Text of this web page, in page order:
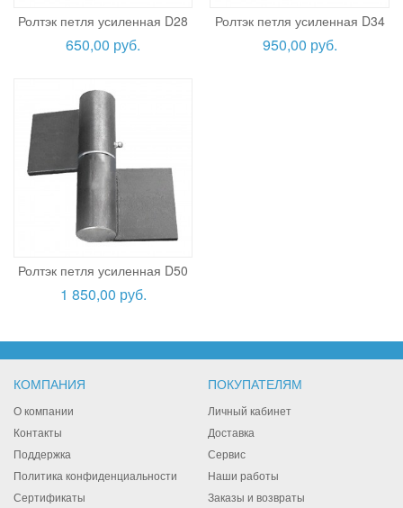
Ролтэк петля усиленная D28
650,00 руб.
Ролтэк петля усиленная D34
950,00 руб.
Ролтэк петля усиленная D50
1 850,00 руб.
КОМПАНИЯ
О компании
Контакты
Поддержка
Политика конфиденциальности
Сертификаты
ПОКУПАТЕЛЯМ
Личный кабинет
Доставка
Сервис
Наши работы
Заказы и возвраты